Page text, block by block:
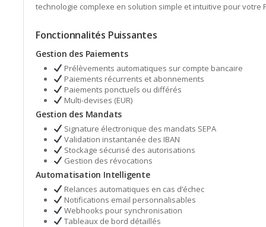
technologie complexe en solution simple et intuitive pour votre
Fonctionnalités Puissantes
Gestion des Paiements
Prélèvements automatiques sur compte bancaire
Paiements récurrents et abonnements
Paiements ponctuels ou différés
Multi-devises (EUR)
Gestion des Mandats
Signature électronique des mandats SEPA
Validation instantanée des IBAN
Stockage sécurisé des autorisations
Gestion des révocations
Automatisation Intelligente
Relances automatiques en cas d’échec
Notifications email personnalisables
Webhooks pour synchronisation
Tableaux de bord détaillés